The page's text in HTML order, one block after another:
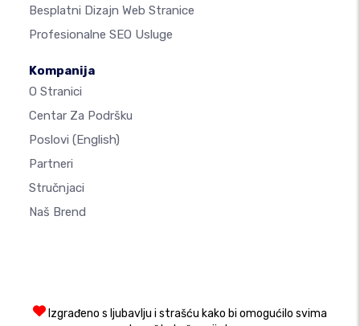
Besplatni Dizajn Web Stranice
Profesionalne SEO Usluge
Kompanija
O Stranici
Centar Za Podršku
Poslovi (English)
Partneri
Stručnjaci
Naš Brend
Izgrađeno s ljubavlju i strašću kako bi omogućilo svima